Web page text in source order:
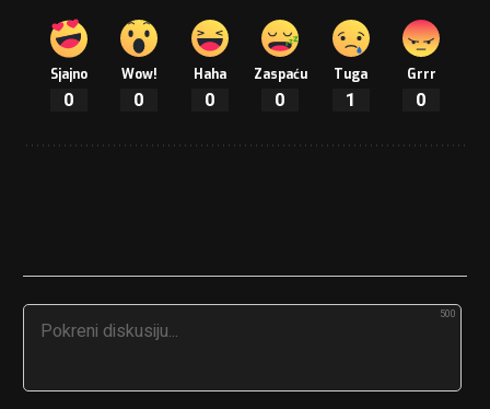
Sjajno
0
Wow!
0
Haha
0
Zaspaću
0
Tuga
1
Grrr
0
500